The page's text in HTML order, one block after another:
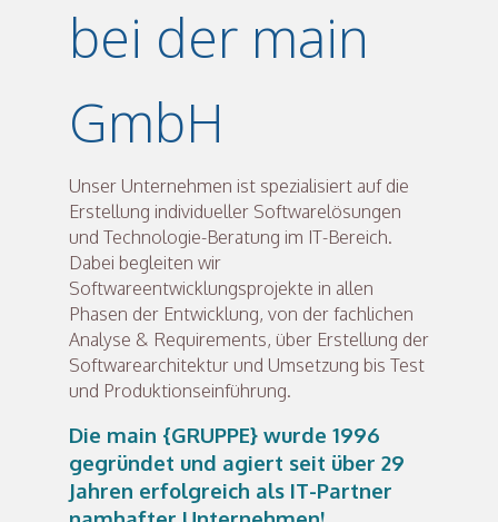
bei der main
GmbH
Unser Unternehmen ist spezialisiert auf die
Erstellung individueller Softwarelösungen
und Technologie-Beratung im IT-Bereich.
Dabei begleiten wir
Softwareentwicklungsprojekte in allen
Phasen der Entwicklung, von der fachlichen
Analyse & Requirements, über Erstellung der
Softwarearchitektur und Umsetzung bis Test
und Produktionseinführung.
Die main {GRUPPE} wurde 1996
gegründet und agiert seit über 29
Jahren erfolgreich als IT-Partner